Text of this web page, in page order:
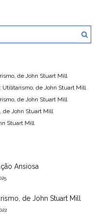
de John Stuart Mill
Utilitarismo, de John Stuart Mill
de John Stuart Mill
de John Stuart Mill
Stuart Mill
Ansiosa
de John Stuart Mill